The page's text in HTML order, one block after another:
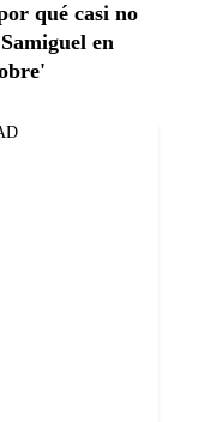
qué casi no
en